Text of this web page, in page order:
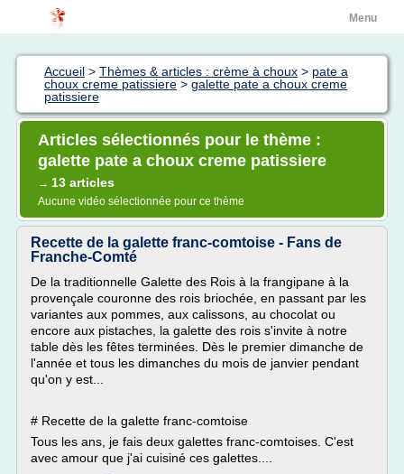
Menu
Accueil > Thèmes & articles : crème à choux > pate a
choux creme patissiere > galette pate a choux creme
patissiere
Articles sélectionnés pour le thème :
galette pate a choux creme patissiere
→ 13 articles
Aucune vidéo sélectionnée pour ce thème
Recette de la galette franc-comtoise - Fans de
Franche-Comté
De la traditionnelle Galette des Rois à la frangipane à la
provençale couronne des rois briochée, en passant par les
variantes aux pommes, aux calissons, au chocolat ou
encore aux pistaches, la galette des rois s'invite à notre
table dès les fêtes terminées. Dès le premier dimanche de
l'année et tous les dimanches du mois de janvier pendant
qu'on y est...
# Recette de la galette franc-comtoise
Tous les ans, je fais deux galettes franc-comtoises. C'est
avec amour que j'ai cuisiné ces galettes....